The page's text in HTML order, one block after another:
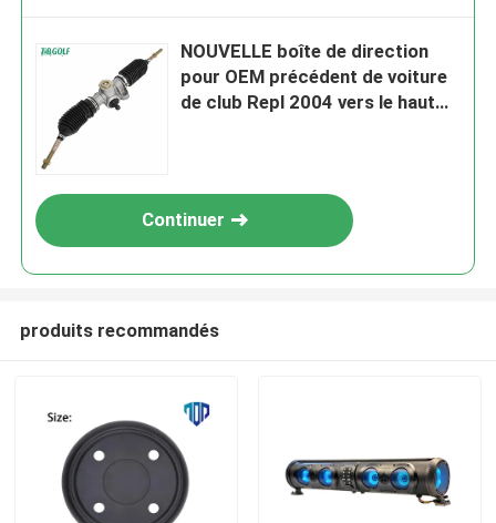
NOUVELLE boîte de direction
pour OEM précédent de voiture
de club Repl 2004 vers le haut
Continuer
produits recommandés